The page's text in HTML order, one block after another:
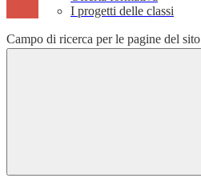
I progetti delle classi
Campo di ricerca per le pagine del sito